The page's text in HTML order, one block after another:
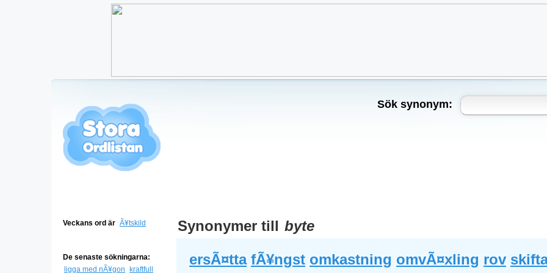
Veckans ord är Ã¥tskild
De senaste sökningarna:
ligga med nÃ¥gon
kraftfull
Sök synonym:
Synonymer till byte
ersÃ¤tta fÃ¥ngst omkastning omvÃ¤xling rov